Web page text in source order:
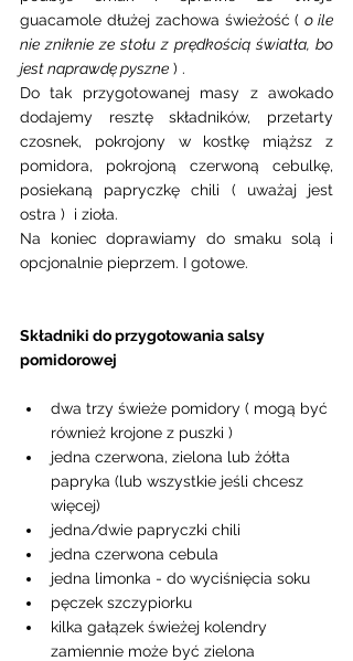
guacamole dłużej zachowa świeżość ( o ile
nie zniknie ze stołu z prędkością światła, bo
jest naprawdę pyszne ) .
Do tak przygotowanej masy z awokado
dodajemy resztę składników, przetarty
czosnek, pokrojony w kostkę miąższ z
pomidora, pokrojoną czerwoną cebulkę,
posiekaną papryczkę chili ( uważaj jest
ostra )  i zioła.
Na koniec doprawiamy do smaku solą i
opcjonalnie pieprzem. I gotowe.
Składniki do przygotowania salsy
pomidorowej
dwa trzy świeże pomidory ( mogą być
również krojone z puszki )
jedna czerwona, zielona lub żółta
papryka (lub wszystkie jeśli chcesz
więcej)
jedna/dwie papryczki chili
jedna czerwona cebula
jedna limonka - do wyciśnięcia soku
pęczek szczypiorku
kilka gałązek świeżej kolendry
zamiennie może być zielona